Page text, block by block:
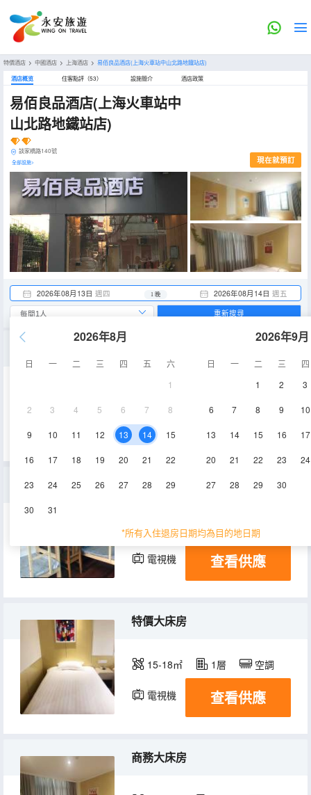
特價酒店 > 中國酒店 > 上海酒店 > 易佰良品酒店(上海火車站中山北路地鐵站店)
酒店概览 住客點評（53） 設施簡介 酒店政策
易佰良品酒店(上海火車站中
山北路地鐵站店)
談家橋路140號
全部設施> 現在就預訂
2026年08月13日 週四 2026年08月14日 週五
1 晚
2026年8月
日 一 二 三 四 五
六
1
2 3 4 5 6 7 8
9 10 11 12 13 14 15
16 17 18 19 20 21 22
23 24 25 26 27 28 29
30 31
2026年9月
日 一 二 三
四
1
2 3
6 7 8 9 10
13 14 15 16 17
20 21 22 23 24
27 28 29 30
*所有入住退房日期均為目的地日期
重新搜尋
15-18㎡ 空調
電視機
四人間(公共衞浴)
20㎡ 2層 空調
電視機 查看供應
特價大床房
15-18㎡ 1層 空調
電視機 查看供應
商務大床房